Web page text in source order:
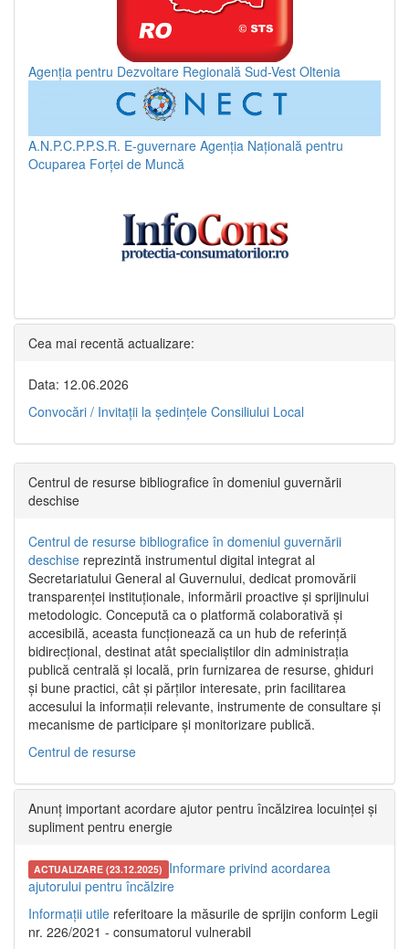
Agenția pentru Dezvoltare Regională Sud-Vest Oltenia
A.N.P.C.P.P.S.R. E-guvernare Agenția Națională pentru
Ocuparea Forței de Muncă
Cea mai recentă actualizare:
Data: 12.06.2026
Convocări / Invitaţii la şedinţele Consiliului Local
Centrul de resurse bibliografice în domeniul guvernării
deschise
Centrul de resurse bibliografice în domeniul guvernării
deschise reprezintă instrumentul digital integrat al
Secretariatului General al Guvernului, dedicat promovării
transparenței instituționale, informării proactive și sprijinului
metodologic. Concepută ca o platformă colaborativă și
accesibilă, aceasta funcționează ca un hub de referință
bidirecțional, destinat atât specialiștilor din administrația
publică centrală și locală, prin furnizarea de resurse, ghiduri
și bune practici, cât și părților interesate, prin facilitarea
accesului la informații relevante, instrumente de consultare și
mecanisme de participare și monitorizare publică.
Centrul de resurse
Anunț important acordare ajutor pentru încălzirea locuinței și
supliment pentru energie
ACTUALIZARE (23.12.2025) Informare privind acordarea
ajutorului pentru încălzire
Informații utile referitoare la măsurile de sprijin conform Legii
nr. 226/2021 - consumatorul vulnerabil